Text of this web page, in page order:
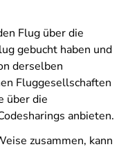
Flug über die
gebucht haben und
derselben
Fluggesellschaften
über die
anbieten.
zusammen, kann